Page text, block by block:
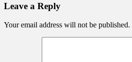
Leave a Reply
Your email address will not be published.